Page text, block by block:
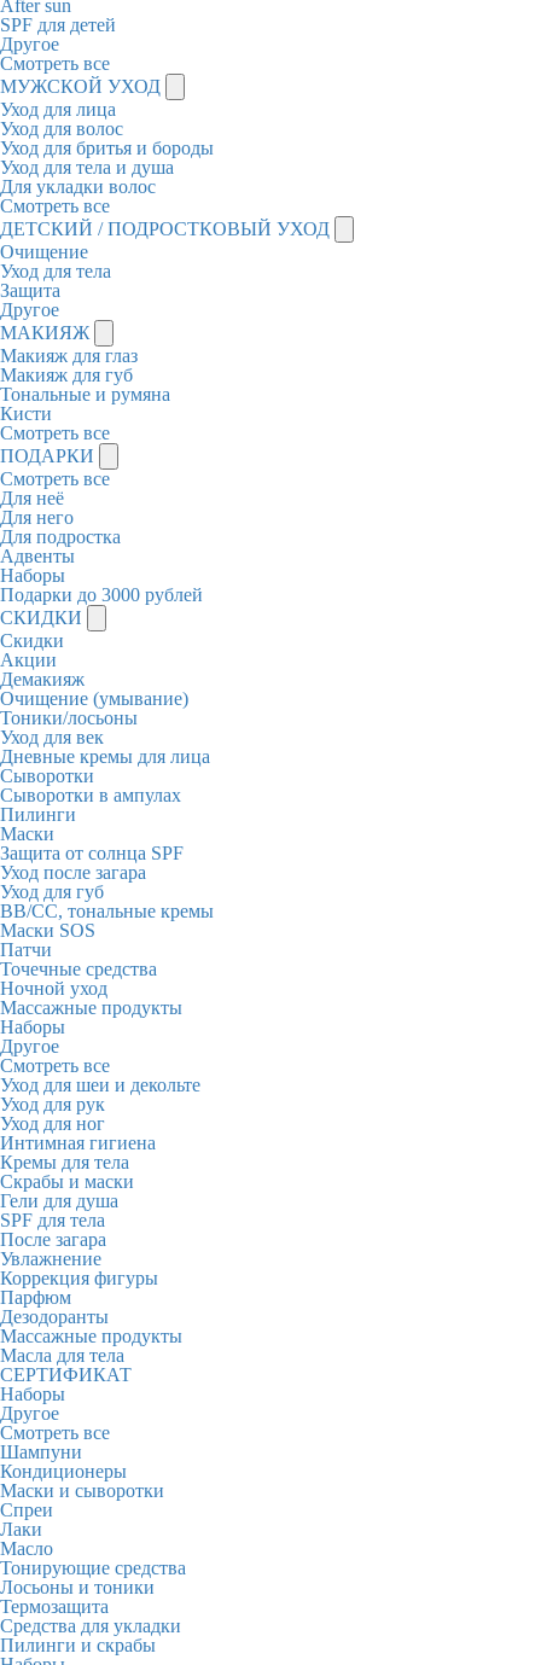
After sun
SPF для детей
Другое
Смотреть все
МУЖСКОЙ УХОД
Уход для лица
Уход для волос
Уход для бритья и бороды
Уход для тела и душа
Для укладки волос
Смотреть все
ДЕТСКИЙ / ПОДРОСТКОВЫЙ УХОД
Очищение
Уход для тела
Защита
Другое
МАКИЯЖ
Макияж для глаз
Макияж для губ
Тональные и румяна
Кисти
Смотреть все
ПОДАРКИ
Смотреть все
Для неё
Для него
Для подростка
Адвенты
Наборы
Подарки до 3000 рублей
СКИДКИ
Скидки
Акции
Демакияж
Очищение (умывание)
Тоники/лосьоны
Уход для век
Дневные кремы для лица
Сыворотки
Сыворотки в ампулах
Пилинги
Маски
Защита от солнца SPF
Уход после загара
Уход для губ
BB/CC, тональные кремы
Маски SOS
Патчи
Точечные средства
Ночной уход
Массажные продукты
Наборы
Другое
Смотреть все
Уход для шеи и декольте
Уход для рук
Уход для ног
Интимная гигиена
Кремы для тела
Скрабы и маски
Гели для душа
SPF для тела
После загара
Увлажнение
Коррекция фигуры
Парфюм
Дезодоранты
Массажные продукты
Масла для тела
СЕРТИФИКАТ
Наборы
Другое
Смотреть все
Шампуни
Кондиционеры
Маски и сыворотки
Спреи
Лаки
Масло
Тонирующие средства
Лосьоны и тоники
Термозащита
Средства для укладки
Пилинги и скрабы